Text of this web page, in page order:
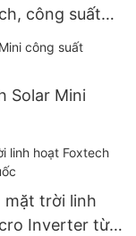
công suất
Solar Mini
mặt trời linh
Inverter từ